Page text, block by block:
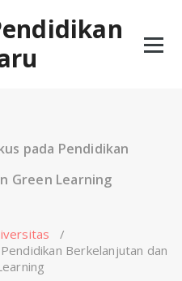
pada Pendidikan
Green Learning
/
Berkelanjutan dan